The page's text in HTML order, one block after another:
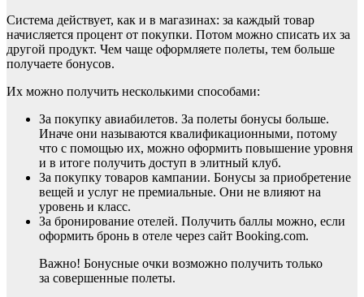
Система действует, как и в магазинах: за каждый товар
начисляется процент от покупки. Потом можно списать их за
другой продукт. Чем чаще оформляете полеты, тем больше
получаете бонусов.
Их можно получить несколькими способами:
За покупку авиабилетов. За полеты бонусы больше.
Иначе они называются квалификационными, потому
что с помощью их, можно оформить повышение уровня
и в итоге получить доступ в элитный клуб.
За покупку товаров кампании. Бонусы за приобретение
вещей и услуг не премиальные. Они не влияют на
уровень и класс.
За бронирование отелей. Получить баллы можно, если
оформить бронь в отеле через сайт Booking.com.
Важно! Бонусные очки возможно получить только
за совершенные полеты.